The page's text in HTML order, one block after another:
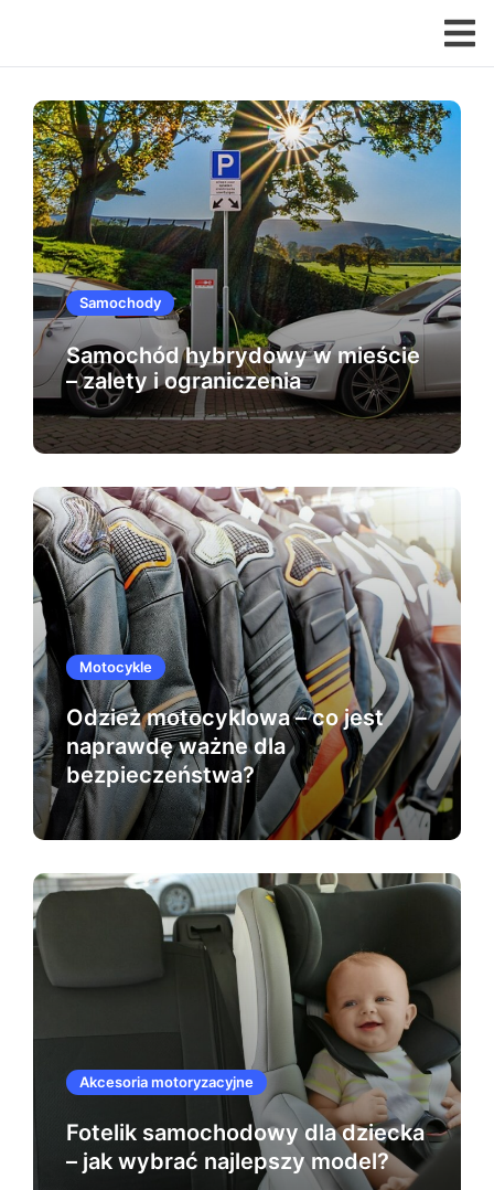
MOTOZONA
Samochody
Samochód hybrydowy w mieście
– zalety i ograniczenia
Motocykle
Odzież motocyklowa – co jest
naprawdę ważne dla
bezpieczeństwa?
Akcesoria motoryzacyjne
Fotelik samochodowy dla dziecka
– jak wybrać najlepszy model?